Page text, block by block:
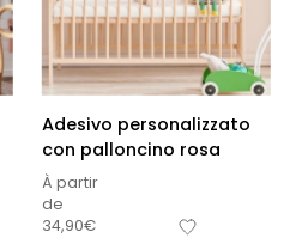
Adesivo personalizzato
con palloncino rosa
À partir
de
34,90€